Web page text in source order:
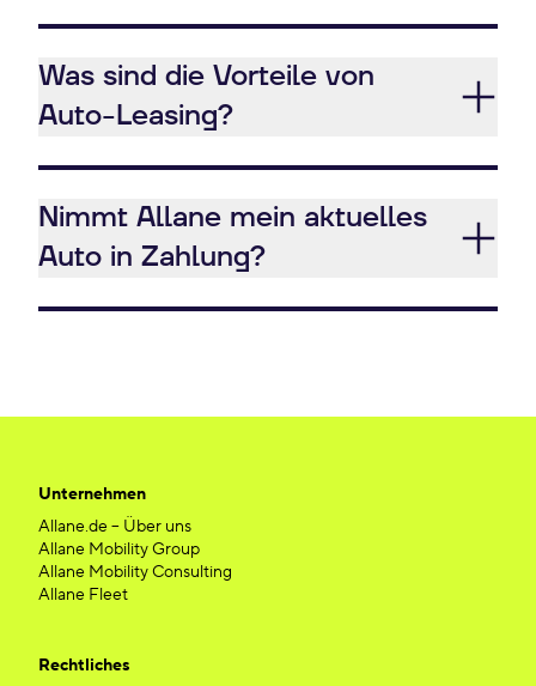
Was sind die Vorteile von
Auto-Leasing?
Nimmt Allane mein aktuelles
Auto in Zahlung?
Unternehmen
Allane.de – Über uns
Allane Mobility Group
Allane Mobility Consulting
Allane Fleet
Rechtliches